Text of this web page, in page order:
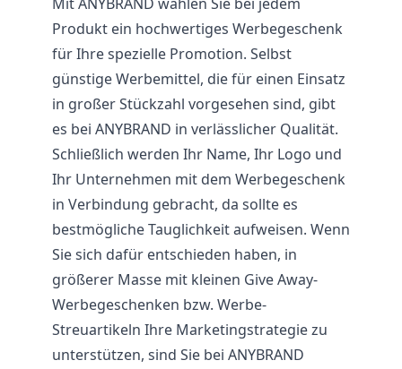
Produkt ein hochwertiges Werbegeschenk
für Ihre spezielle Promotion. Selbst
günstige Werbemittel, die für einen Einsatz
in großer Stückzahl vorgesehen sind, gibt
es bei ANYBRAND in verlässlicher Qualität.
Schließlich werden Ihr Name, Ihr Logo und
Ihr Unternehmen mit dem Werbegeschenk
in Verbindung gebracht, da sollte es
bestmögliche Tauglichkeit aufweisen. Wenn
Sie sich dafür entschieden haben, in
größerer Masse mit kleinen Give Away-
Werbegeschenken bzw. Werbe-
Streuartikeln Ihre Marketingstrategie zu
unterstützen, sind Sie bei ANYBRAND